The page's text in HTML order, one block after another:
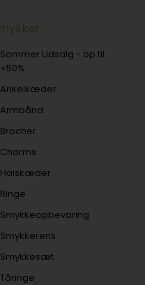
Sommer Udsalg - op til
+50%
Ankelkæder
Armbånd
Brocher
Charms
Halskæder
Ringe
Smykkeopbevaring
Smykkerens
Smykkesæt
Tåringe
19%